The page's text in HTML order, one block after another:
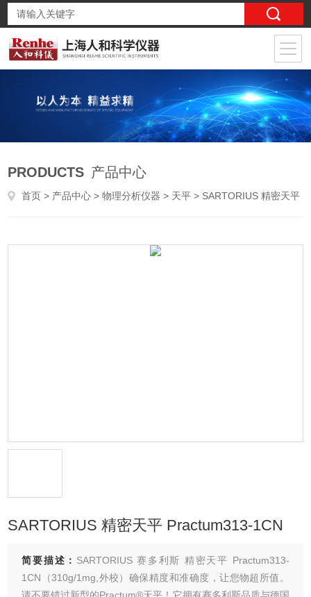
PRODUCTS 产品中心
首页 > 产品中心 >物理分析仪器 > 天平 > SARTORIUS 精密天平 Practum313-1CN
SARTORIUS 精密天平 Practum313-1CN
简要描述： SARTORIUS 赛多利斯 精密天平 Practum313-
1CN（310g/1mg,外校）确保精度和准确度，让您物超所值。